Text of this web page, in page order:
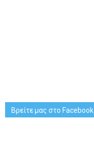
Βρείτε μας στο Facebook